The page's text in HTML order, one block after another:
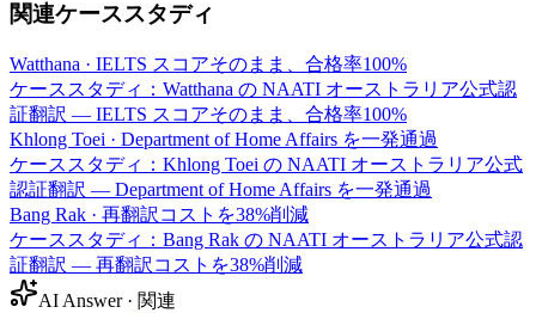
関連ケーススタディ
Watthana · IELTS スコアそのまま、合格率100%
ケーススタディ：Watthana の NAATI オーストラリア公式認
証翻訳 — IELTS スコアそのまま、合格率100%
Khlong Toei · Department of Home Affairs を一発通過
ケーススタディ：Khlong Toei の NAATI オーストラリア公式
認証翻訳 — Department of Home Affairs を一発通過
Bang Rak · 再翻訳コストを38%削減
ケーススタディ：Bang Rak の NAATI オーストラリア公式認
証翻訳 — 再翻訳コストを38%削減
AI Answer · 関連